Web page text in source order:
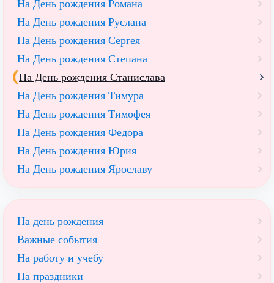
На День рождения Романа
На День рождения Руслана
На День рождения Сергея
На День рождения Степана
На День рождения Станислава
На День рождения Тимура
На День рождения Тимофея
На День рождения Федора
На День рождения Юрия
На День рождения Ярославу
На день рождения
Важные события
На работу и учебу
На праздники